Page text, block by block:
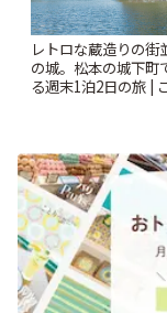
レトロな蔵造りの街
の城。松本の城下町
る週末1泊2日の旅 |